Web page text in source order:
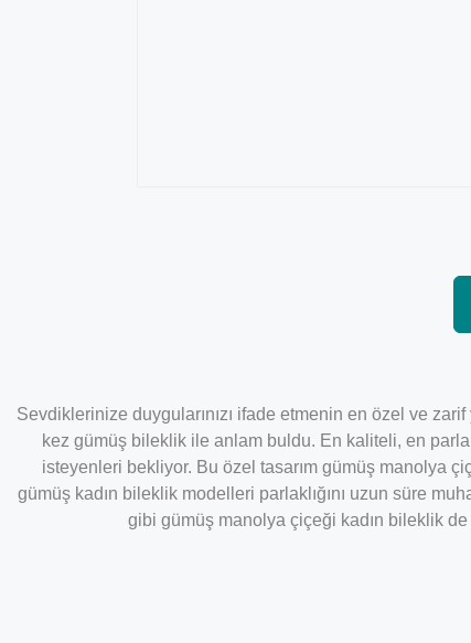
Sevdiklerinize duygularınızı ifade etmenin en özel ve
kez gümüş bileklik ile anlam buldu. En kaliteli, en
isteyenleri bekliyor. Bu özel tasarım gümüş manolya
gümüş kadın bileklik modelleri parlaklığını uzun süre
gibi gümüş manolya çiçeği kadın bileklik